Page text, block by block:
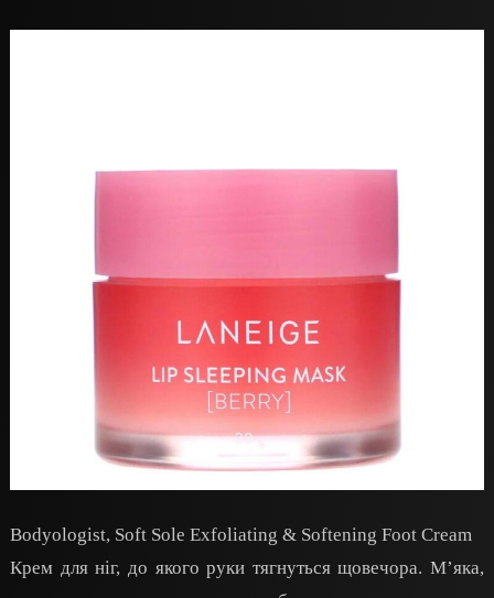
Bodyologist, Soft Sole Exfoliating & Softening Foot Cream
Крем для ніг, до якого руки тягнуться щовечора. Мʼяка,